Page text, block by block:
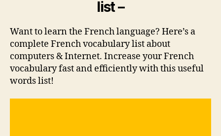
list –
Want to learn the French language? Here’s a
complete French vocabulary list about
computers & Internet. Increase your French
vocabulary fast and efficiently with this useful
words list!